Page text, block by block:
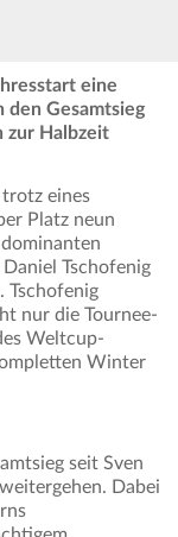
eine
den Gesamtsieg
zur Halbzeit
trotz eines
Platz neun
Tschofenig
Tschofenig
nur die Tournee-
Weltcup-
Winter
seit Sven
Dabei